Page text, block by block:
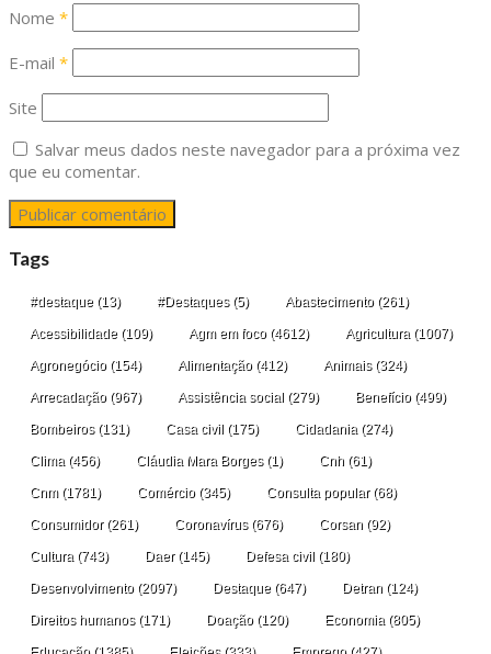
Nome *
E-mail *
Site
Salvar meus dados neste navegador para a próxima vez
que eu comentar.
Tags
#destaque (13) #Destaques(5) Abastecimento(261)
Acessibilidade (109) Agm em foco(4612) Agricultura (1007)
Agronegócio(154) Alimentação(412) Animais(324)
Arrecadação(967) Assistência social (279) Benefício(499)
Bombeiros(131) Casa civil (175) Cidadania (274)
Clima (456) Cláudia Mara Borges(1) Cnh (61)
Cnm(1781) Comércio(345) Consulta popular(68)
Consumidor(261) Coronavírus(676) Corsan (92)
Cultura (743) Daer(145) Defesa civil (180)
Desenvolvimento(2097) Destaque (647) Detran (124)
Direitos humanos(171) Doação(120) Economia (805)